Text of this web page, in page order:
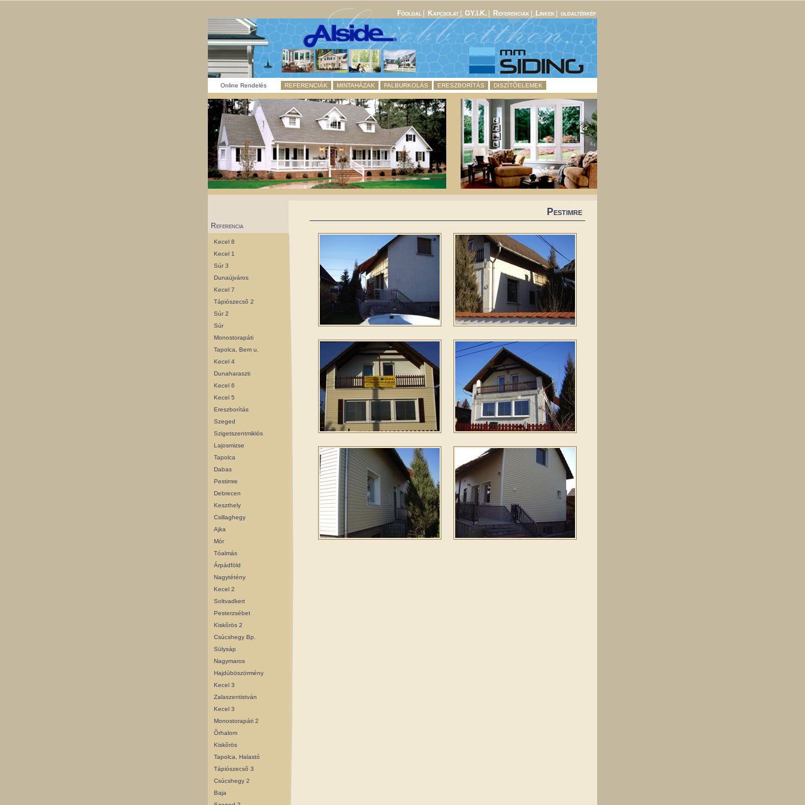
Fõoldal Kapcsolat GY.I.K. Referenciák Linkek oldaltérkép
Online Rendelés REFERENCIÁK MINTAHÁZAK FALBURKOLÁS ERESZBORÍTÁS DISZÍTÕELEMEK
Referencia
Kecel 8
Kecel 1
Súr 3
Dunaújváros
Kecel 7
Tápiószecsõ 2
Súr 2
Súr
Monostorapáti
Tapolca, Bem u.
Kecel 4
Dunaharaszti
Kecel 6
Kecel 5
Ereszborítás
Szeged
Szigetszentmiklós
Lajosmizse
Tapolca
Dabas
Pestimre
Debrecen
Keszthely
Csillaghegy
Ajka
Mór
Tóalmás
Árpádföld
Nagytétény
Kecel 2
Soltvadkert
Pesterzsébet
Kiskõrös 2
Csúcshegy Bp.
Sülysáp
Nagymaros
Hajdúböszörmény
Kecel 3
Zalaszentistván
Kecel 3
Monostorapáti 2
Õrhalom
Kiskõrös
Tapolca, Halastó
Tápiószecsõ 3
Csúcshegy 2
Baja
Pestimre